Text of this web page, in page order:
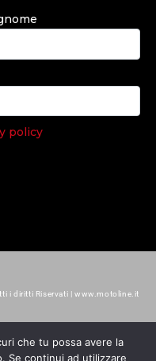
policy
i diritti Riservati | www.motoline.it
che tu possa avere la
Se continui ad utilizzare